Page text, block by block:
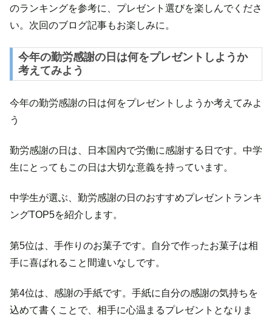
のランキングを参考に、プレゼント選びを楽しんでくださ
い。次回のブログ記事もお楽しみに。
今年の勤労感謝の日は何をプレゼントしようか
考えてみよう
今年の勤労感謝の日は何をプレゼントしようか考えてみよ
う
勤労感謝の日は、日本国内で労働に感謝する日です。中学
生にとってもこの日は大切な意義を持っています。
中学生が選ぶ、勤労感謝の日のおすすめプレゼントランキ
ングTOP5を紹介します。
第5位は、手作りのお菓子です。自分で作ったお菓子は相
手に喜ばれること間違いなしです。
第4位は、感謝の手紙です。手紙に自分の感謝の気持ちを
込めて書くことで、相手に心温まるプレゼントとなりま